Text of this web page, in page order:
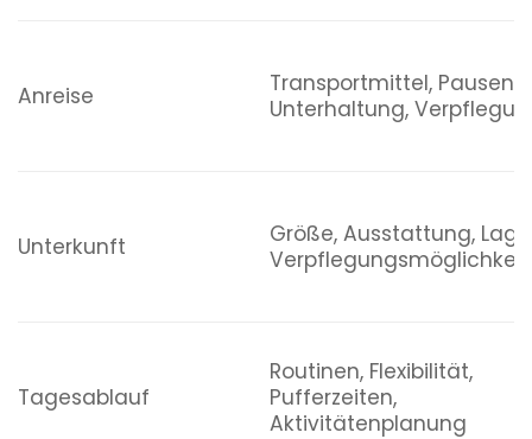
Anreise
Transportmittel, Pausen,
Unterhaltung,
Unterkunft
Größe, Ausstattung,
Tagesablauf
Routinen, Flexibilität,
Pufferzeiten,
Aktivitätenplanung